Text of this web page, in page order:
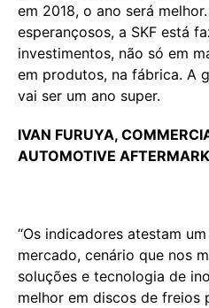
em 2018, o ano será
esperançosos, a SKF está
investimentos, não só em
em produtos, na fábrica. A
vai ser um ano super.
IVAN FURUYA,
AUTOMOTIVE
“Os indicadores atestam
mercado, cenário que nos
soluções e tecnologia de
melhor em discos de freios